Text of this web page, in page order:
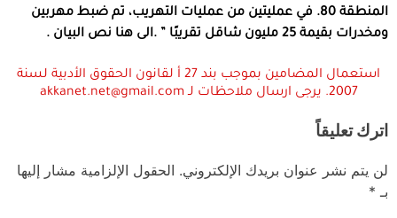
المنطقة 80. في عمليتين من عمليات التهريب، تم ضبط مهربين
ومخدرات بقيمة 25 مليون شاقل تقريبًا ” .الى هنا نص البيان .
استعمال المضامين بموجب بند 27 أ لقانون الحقوق الأدبية لسنة
2007. يرجى ارسال ملاحظات لـ akkanet.net@gmail.com
اترك تعليقاً
لن يتم نشر عنوان بريدك الإلكتروني. الحقول الإلزامية مشار إليها
بـ *